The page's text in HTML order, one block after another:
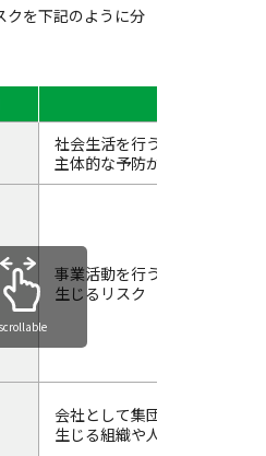
クを下記のように分
社会生活を行ううえで
主体的な予防が困難なリスク
事業活動を行ううえで
生じるリスク
会社として集団で活動するう
生じる組織や人に関するリス
scrollable